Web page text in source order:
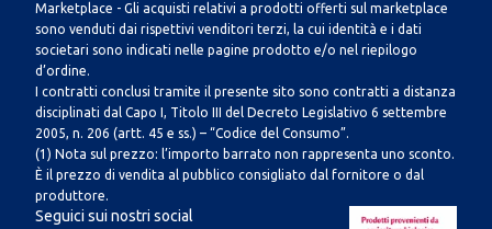
Marketplace - Gli acquisti relativi a prodotti offerti sul marketplace
sono venduti dai rispettivi venditori terzi, la cui identità e i dati
societari sono indicati nelle pagine prodotto e/o nel riepilogo
d’ordine.
I contratti conclusi tramite il presente sito sono contratti a distanza
disciplinati dal Capo I, Titolo III del Decreto Legislativo 6 settembre
2005, n. 206 (artt. 45 e ss.) – “Codice del Consumo”.
(1) Nota sul prezzo: l’importo barrato non rappresenta uno sconto.
È il prezzo di vendita al pubblico consigliato dal fornitore o dal
produttore.
Seguici sui nostri social